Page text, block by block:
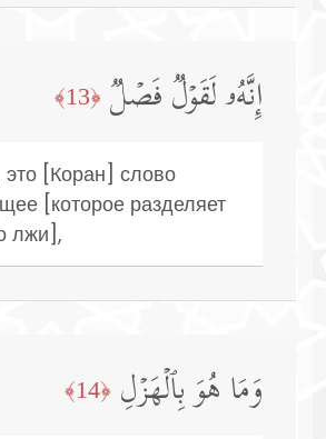
إِنَّهُۥ لَقَوۡلࣱ فَصۡلࣱ ﴿13﴾
это [Коран] слово
[которое разделяет
лжи],
وَمَا هُوَ بِٱلۡهَزۡلِ ﴿14﴾